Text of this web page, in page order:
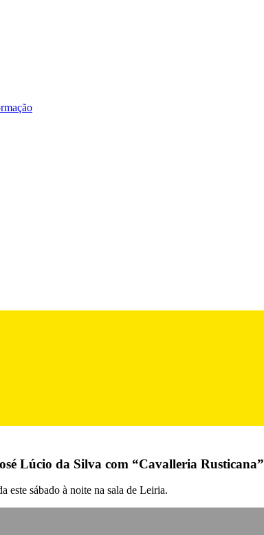
Lúcio da Silva com “Cavalleria Rusticana”
este sábado à noite na sala de Leiria.